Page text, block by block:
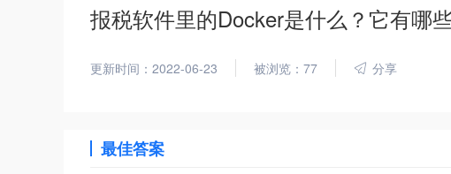
报税软件里的Docker是什么？它有哪
更新时间：2022-06-23 被浏览：77 分享
最佳答案